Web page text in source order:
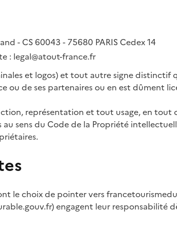
- CS 60043 - 75680 PARIS Cedex 14
: legal@atout-france.fr
et logos) et tout autre signe distinctif
ou de ses partenaires ou en est dûment
représentation et tout usage, en tout
sens du Code de la Propriété
le choix de pointer vers
engagent leur responsabilité